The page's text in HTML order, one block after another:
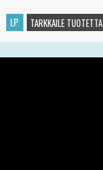
LP TARKKAILE TUOTETTA